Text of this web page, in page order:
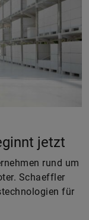
jetzt
rund um
Schaeffler
für